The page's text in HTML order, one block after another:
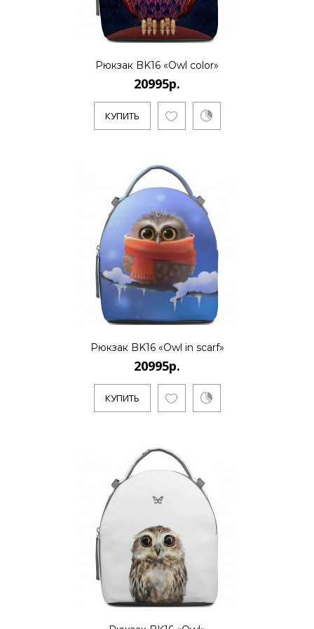
20995р.
20995р.
..
КУПИТЬ
20995р.
20995р.
КУПИТЬ
Рюкзак BK16 «Owl color»
20995р.
КУПИТЬ
Рюкзак BK16 «Owl in scarf»
20995р.
КУПИТЬ